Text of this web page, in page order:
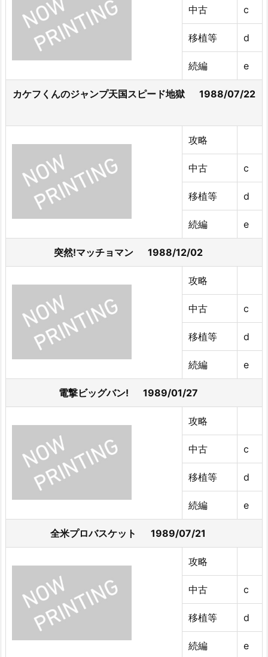
中古 c
移植等 d
続編 e
カケフくんのジャンプ天国スピード地獄 1988/07/22
攻略
中古 c
移植等 d
続編 e
突然!マッチョマン 1988/12/02
攻略
中古 c
移植等 d
続編 e
電撃ビッグバン! 1989/01/27
攻略
中古 c
移植等 d
続編 e
全米プロバスケット 1989/07/21
攻略
中古 c
移植等 d
続編 e